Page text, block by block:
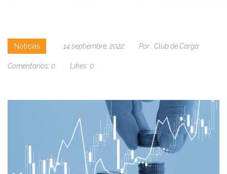
Noticias 14 septiembre, 2022 Por : Club de Carga
Comentarios: 0 Likes: 0